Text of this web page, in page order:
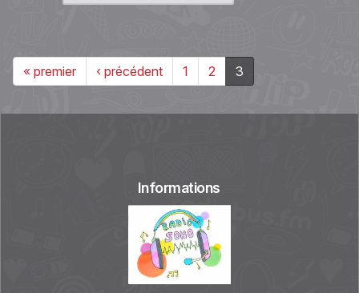
« premier ‹ précédent 1 2 3
Informations